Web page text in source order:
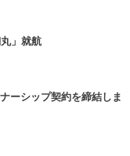
」就航
ーシップ契約を締結しま